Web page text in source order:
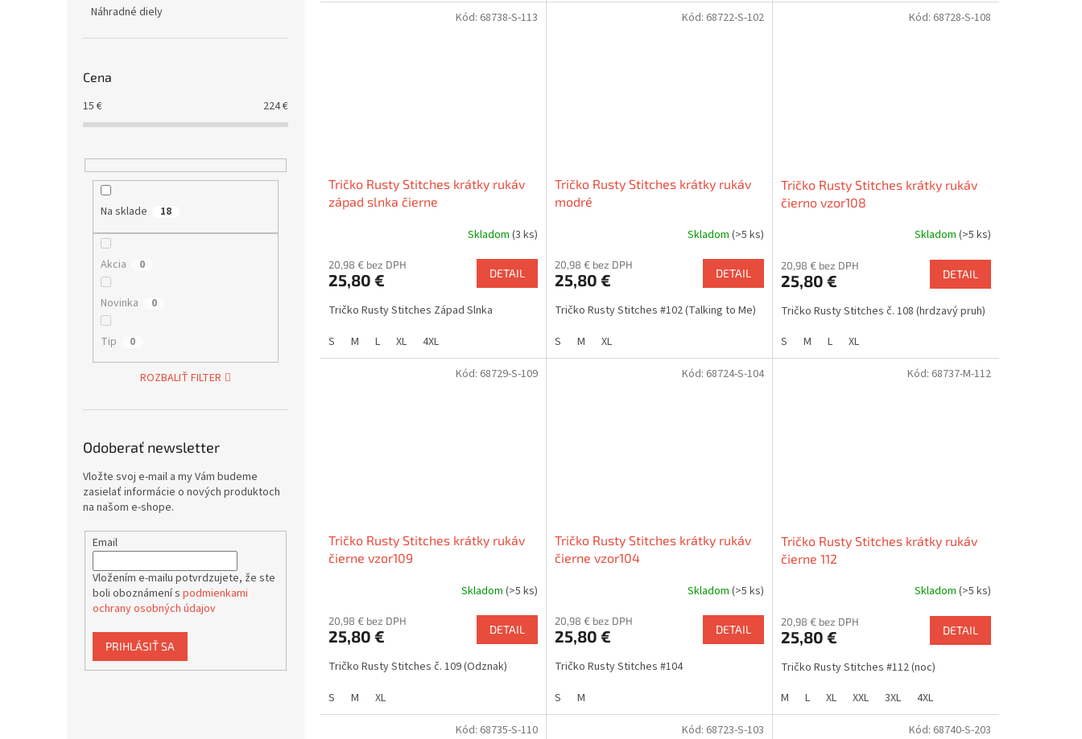
Náhradné diely
Cena
15 € 224€
Na sklade 18
Akcia 0
Novinka 0
Tip 0
ROZBALIŤ FILTER
Odoberať newsletter
Vložte svoj e-mail a my Vám budeme
zasielať informácie o nových produktoch
na našom e-shope.
Email
Vložením e-mailu potvrdzujete, že ste
boli oboznámení s podmienkami
ochrany osobných údajov
PRIHLÁSIŤ SA
Tričko Rusty Stitches krátky rukáv
západ slnka čierne
Skladom (3 ks)
20,98 € bez DPH
25,80 € DETAIL
Tričko Rusty Stitches Západ Slnka
S
M L XL 4XL
Kód: 68738-S-113
Tričko Rusty Stitches krátky rukáv
modré
Skladom (>5 ks)
20,98 € bez DPH
25,80 € DETAIL
Tričko Rusty Stitches #102 (Talking to Me)
S
M XL
Kód: 68722-S-102
Tričko Rusty Stitches krátky rukáv
čierno vzor108
Skladom (>5 ks)
20,98 € bez DPH
25,80 € DETAIL
Tričko Rusty Stitches č. 108 (hrdzavý pruh)
S
M L XL
Kód: 68728-S-108
Tričko Rusty Stitches krátky rukáv
čierne vzor109
Skladom (>5 ks)
20,98 € bez DPH
25,80 € DETAIL
Tričko Rusty Stitches č. 109 (Odznak)
S
M XL
Kód: 68729-S-109
Tričko Rusty Stitches krátky rukáv
čierne vzor104
Skladom (>5 ks)
20,98 € bez DPH
25,80 € DETAIL
Tričko Rusty Stitches #104
S
M
Kód: 68724-S-104
Tričko Rusty Stitches krátky rukáv
čierne 112
Skladom (>5 ks)
20,98 € bez DPH
25,80 € DETAIL
Tričko Rusty Stitches #112 (noc)
M
L XL XXL 3XL 4XL
Kód: 68737-M-112
Kód: 68735-S-110 Kód: 68723-S-103 Kód: 68740-S-203